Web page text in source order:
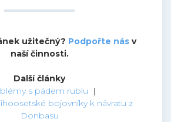
užitečný? Podpořte násv
naší činnosti.
Další články
s pádem rublu |
bojovníky k návratu z
Donbasu